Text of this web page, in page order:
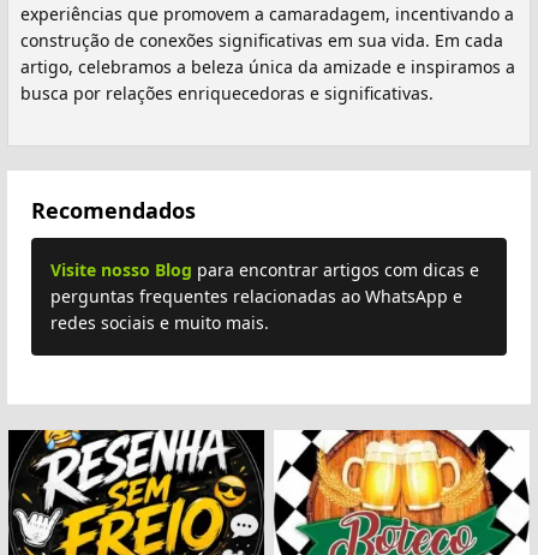
experiências que promovem a camaradagem, incentivando a
construção de conexões significativas em sua vida. Em cada
artigo, celebramos a beleza única da amizade e inspiramos a
busca por relações enriquecedoras e significativas.
Recomendados
Visite nosso Blog para encontrar artigos com dicas e
perguntas frequentes relacionadas ao WhatsApp e
redes sociais e muito mais.